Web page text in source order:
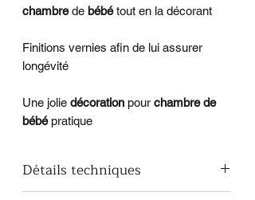
chambrede bébétout en la décorant
Finitions vernies afin de lui assurer
longévité
Une jolie décoration pour chambre de
bébépratique
Détails techniques